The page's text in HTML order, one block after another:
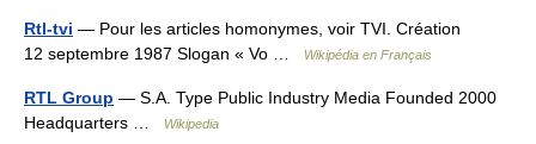
Rtl-tvi — Pour les articles homonymes, voir TVI. Création
12 septembre 1987 Slogan « Vo …
Wikipédia en Français
RTL Group — S.A. Type Public Industry Media Founded 2000
Headquarters …
Wikipedia